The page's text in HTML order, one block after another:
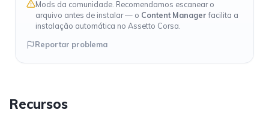
Mods da comunidade. Recomendamos escanear o
arquivo antes de instalar — o Content Managerfacilita a
instalação automática no Assetto Corsa.
Reportar problema
Recursos